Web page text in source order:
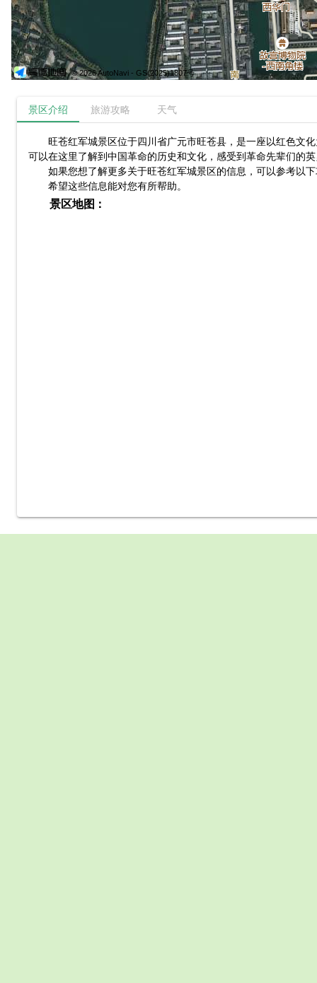
© 2026 AutoNavi - GS(2025)1807号
景区介绍 旅游攻略 天气
旺苍红军城景区位于四川省广元市旺苍县，是一座以红色文
可以在这里了解到中国革命的历史和文化，感受到革命先辈们的
如果您想了解更多关于旺苍红军城景区的信息，可以参考以
希望这些信息能对您有所帮助。
景区地图：